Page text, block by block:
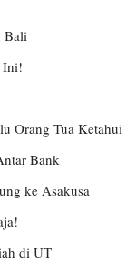
Bali
Ini!
Orang Tua Ketahui
Bank
ke Asakusa
di UT